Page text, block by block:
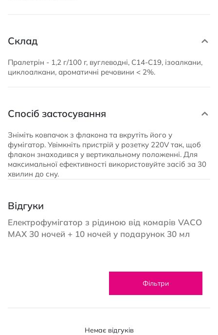
Склад
Пралетрін - 1,2 г/100 г, вуглеводні, С14-С19, ізоалкани,
циклоалкани, ароматичні речовини < 2%.
Спосіб застосування
Зніміть ковпачок з флакона та вкрутіть його у
фумігатор. Увімкніть пристрій у розетку 220V так, щоб
флакон знаходився у вертикальному положенні. Для
максимальної ефективності використовуйте засіб за 30
хвилин до сну.
Відгуки
Електрофумігатор з рідиною від комарів VACO
MAX 30 ночей + 10 ночей у подарунок 30 мл
Фільтри
Немає відгуків